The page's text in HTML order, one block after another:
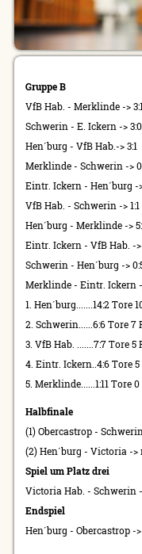
Gruppe B
VfB Hab. - Merklinde ->
Schwerin - E. Ickern -> 3:0
Hen´burg - VfB Hab.-> 3:1
Merklinde - Schwerin ->
Eintr. Ickern - Hen´burg ->
VfB Hab. - Schwerin -> 1:1
Hen´burg - Merklinde ->
Eintr. Ickern - VfB Hab. ->
Schwerin - Hen´burg ->
Merklinde - Eintr. Ickern -
1. Hen´burg.......14:2 Tore
2. Schwerin......6:6 Tore 7
3. VfB Hab. .......7:7 Tore 5
4. Eintr. Ickern..4:6 Tore 5
5. Merklinde......1:11 Tore 0
Halbfinale
(1) Obercastrop -
(2) Hen´burg - Victoria ->
Spiel um Platz drei
Victoria Hab. - Schwerin -
Endspiel
Hen´burg - Obercastrop ->